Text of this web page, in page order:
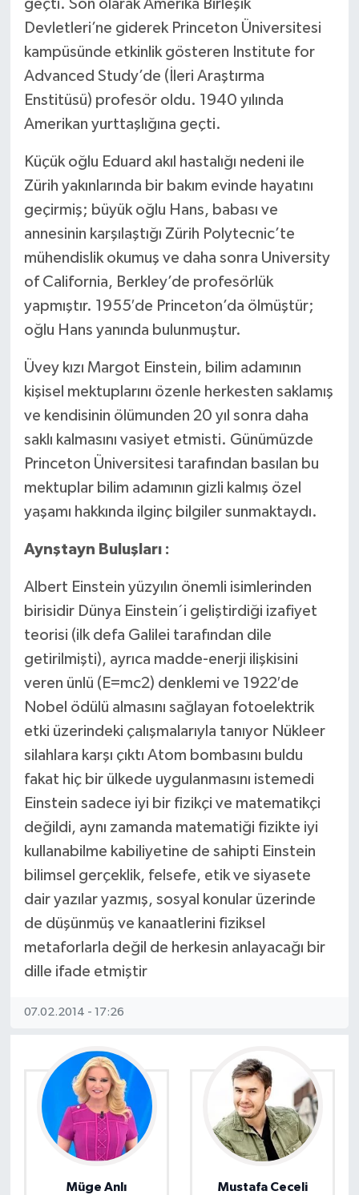
geçti. Son olarak Amerika Birleşik
Devletleri’ne giderek Princeton Üniversitesi
kampüsünde etkinlik gösteren Institute for
Advanced Study’de (İleri Araştırma
Enstitüsü) profesör oldu. 1940 yılında
Amerikan yurttaşlığına geçti.
Küçük oğlu Eduard akıl hastalığı nedeni ile
Zürih yakınlarında bir bakım evinde hayatını
geçirmiş; büyük oğlu Hans, babası ve
annesinin karşılaştığı Zürih Polytecnic’te
mühendislik okumuş ve daha sonra University
of California, Berkley’de profesörlük
yapmıştır. 1955′de Princeton’da ölmüştür;
oğlu Hans yanında bulunmuştur.
Üvey kızı Margot Einstein, bilim adamının
kişisel mektuplarını özenle herkesten saklamış
ve kendisinin ölümunden 20 yıl sonra daha
saklı kalmasını vasiyet etmisti. Günümüzde
Princeton Üniversitesi tarafından basılan bu
mektuplar bilim adamının gizli kalmış özel
yaşamı hakkında ilginç bilgiler sunmaktaydı.
Aynştayn Buluşları :
Albert Einstein yüzyılın önemli isimlerinden
birisidir Dünya Einstein´i geliştirdiği izafiyet
teorisi (ilk defa Galilei tarafından dile
getirilmişti), ayrıca madde-enerji ilişkisini
veren ünlü (E=mc2) denklemi ve 1922′de
Nobel ödülü almasını sağlayan fotoelektrik
etki üzerindeki çalışmalarıyla tanıyor Nükleer
silahlara karşı çıktı Atom bombasını buldu
fakat hiç bir ülkede uygulanmasını istemedi
Einstein sadece iyi bir fizikçi ve matematikçi
değildi, aynı zamanda matematiği fizikte iyi
kullanabilme kabiliyetine de sahipti Einstein
bilimsel gerçeklik, felsefe, etik ve siyasete
dair yazılar yazmış, sosyal konular üzerinde
de düşünmüş ve kanaatlerini fiziksel
metaforlarla değil de herkesin anlayacağı bir
dille ifade etmiştir
07.02.2014 - 17:26
Müge Anlı Mustafa Ceceli